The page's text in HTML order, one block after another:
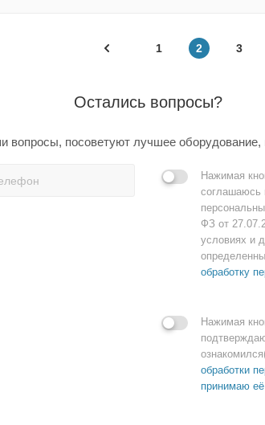
1 2 3
Остались вопросы?
вопросы, посоветуют лучшее оборудование,
Нажимая
соглашаюсь
ФЗ от
условиях и
обработку
Нажимая
обработки
принимаю